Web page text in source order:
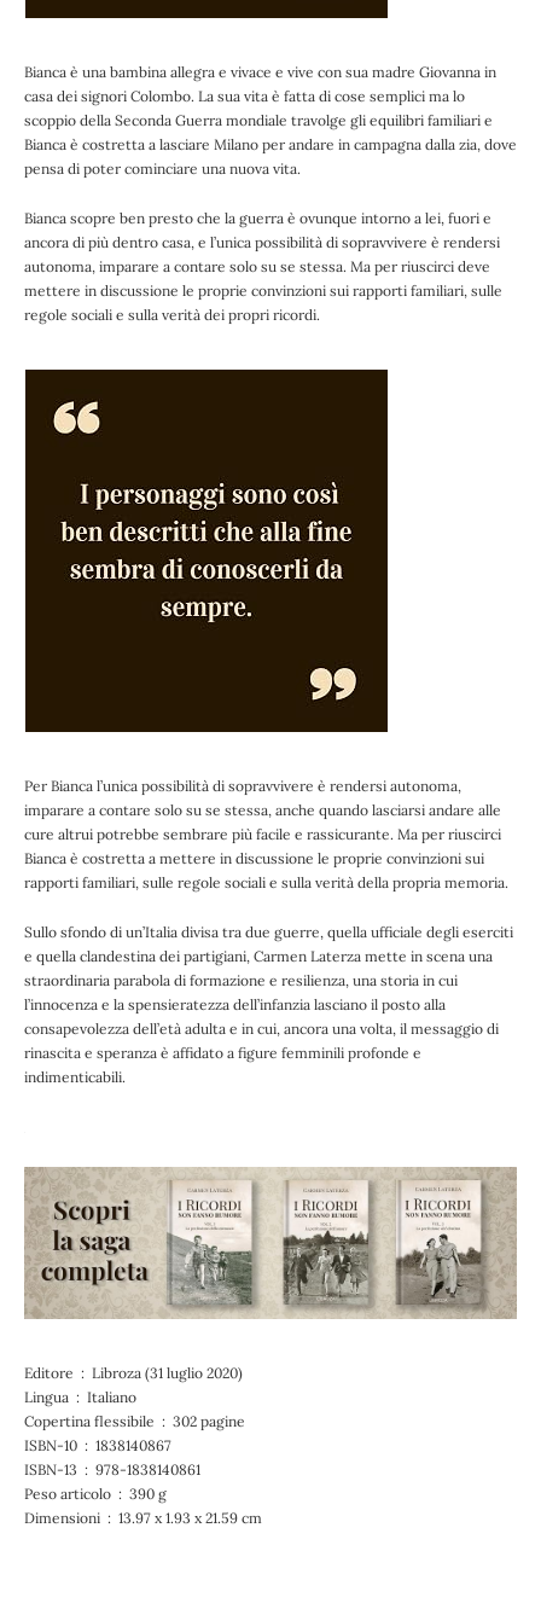
Bianca è una bambina allegra e vivace e vive con sua madre Giovanna in
casa dei signori Colombo. La sua vita è fatta di cose semplici ma lo
scoppio della Seconda Guerra mondiale travolge gli equilibri familiari e
Bianca è costretta a lasciare Milano per andare in campagna dalla zia, dove
pensa di poter cominciare una nuova vita.
Bianca scopre ben presto che la guerra è ovunque intorno a lei, fuori e
ancora di più dentro casa, e l’unica possibilità di sopravvivere è rendersi
autonoma, imparare a contare solo su se stessa. Ma per riuscirci deve
mettere in discussione le proprie convinzioni sui rapporti familiari, sulle
regole sociali e sulla verità dei propri ricordi.
Per Bianca l’unica possibilità di sopravvivere è rendersi autonoma,
imparare a contare solo su se stessa, anche quando lasciarsi andare alle
cure altrui potrebbe sembrare più facile e rassicurante. Ma per riuscirci
Bianca è costretta a mettere in discussione le proprie convinzioni sui
rapporti familiari, sulle regole sociali e sulla verità della propria memoria.
Sullo sfondo di un’Italia divisa tra due guerre, quella ufficiale degli eserciti
e quella clandestina dei partigiani, Carmen Laterza mette in scena una
straordinaria parabola di formazione e resilienza, una storia in cui
l’innocenza e la spensieratezza dell’infanzia lasciano il posto alla
consapevolezza dell’età adulta e in cui, ancora una volta, il messaggio di
rinascita e speranza è affidato a figure femminili profonde e
indimenticabili.
Editore ‏ : ‎ Libroza (31 luglio 2020)
Lingua ‏ : ‎ Italiano
Copertina flessibile ‏ : ‎ 302 pagine
ISBN-10 ‏ : ‎ 1838140867
ISBN-13 ‏ : ‎ 978-1838140861
Peso articolo ‏ : ‎ 390 g
Dimensioni ‏ : ‎ 13.97 x 1.93 x 21.59 cm